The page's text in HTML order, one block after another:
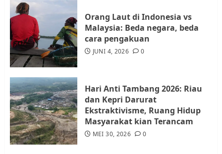
4
5
Tim Advokasi Desak BP Batam
Berhenti Merampas Tanah
Orang Laut di Indonesia vs
Malaysia: Beda negara, beda
cara pengakuan
JUNI 4, 2026 0
Hari Anti Tambang 2026: Riau
dan Kepri Darurat
Ekstraktivisme, Ruang Hidup
Masyarakat kian Terancam
MEI 30, 2026 0